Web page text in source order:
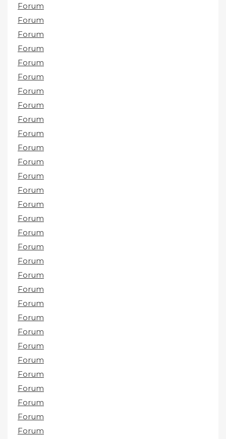
Forum
Forum
Forum
Forum
Forum
Forum
Forum
Forum
Forum
Forum
Forum
Forum
Forum
Forum
Forum
Forum
Forum
Forum
Forum
Forum
Forum
Forum
Forum
Forum
Forum
Forum
Forum
Forum
Forum
Forum
Forum